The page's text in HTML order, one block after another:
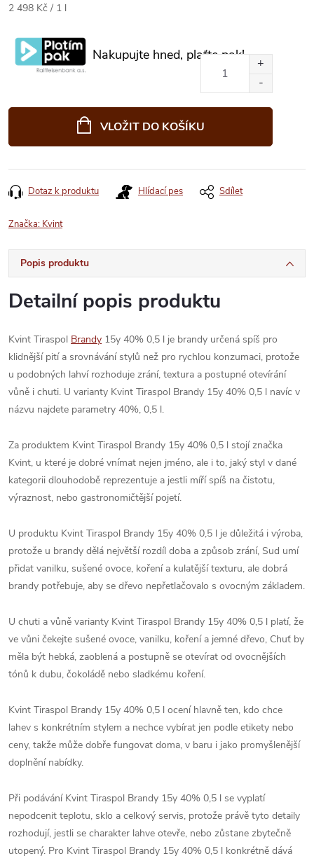
Měrná
2 498 Kč / 1 l
Nakupujte hned, plaťte pak!
VLOŽIT DO KOŠÍKU
Dotaz k produktu Hlídací pes Sdílet
Značka: Kvint
Popis produktu
Detailní popis produktu
Kvint Tiraspol Brandy 15y 40% 0,5 l je brandy určená spíš pro
klidnější pití a srovnávání stylů než pro rychlou konzumaci, protože
u podobných lahví rozhoduje zrání, textura a postupné otevírání
vůně i chuti. U varianty Kvint Tiraspol Brandy 15y 40% 0,5 l navíc v
názvu najdete parametry 40%, 0,5 l.
Za produktem Kvint Tiraspol Brandy 15y 40% 0,5 l stojí značka
Kvint, u které je dobré vnímat nejen jméno, ale i to, jaký styl v dané
kategorii dlouhodobě reprezentuje a jestli míří spíš na čistotu,
výraznost, nebo gastronomičtější pojetí.
U produktu Kvint Tiraspol Brandy 15y 40% 0,5 l je důležitá i výroba,
protože u brandy dělá největší rozdíl doba a způsob zrání, Sud umí
přidat vanilku, sušené ovoce, koření a kulatější texturu, ale dobrá
brandy potřebuje, aby se dřevo nepřetlačovalo s ovocným základem.
U chuti a vůně varianty Kvint Tiraspol Brandy 15y 40% 0,5 l platí, že
ve vůni čekejte sušené ovoce, vanilku, koření a jemné dřevo, Chuť by
měla být hebká, zaoblená a postupně se otevírat od ovocnějších
tónů k dubu, čokoládě nebo sladkému koření.
Kvint Tiraspol Brandy 15y 40% 0,5 l ocení hlavně ten, kdo chce
lahev s konkrétním stylem a nechce vybírat jen podle etikety nebo
ceny, takže může dobře fungovat doma, v baru i jako promyšlenější
doplnění nabídky.
Při podávání Kvint Tiraspol Brandy 15y 40% 0,5 l se vyplatí
nepodcenit teplotu, sklo a celkový servis, protože právě tyto detaily
rozhodují, jestli se charakter lahve otevře, nebo zůstane zbytečně
utopený. Pro Kvint Tiraspol Brandy 15y 40% 0,5 l konkrétně dává